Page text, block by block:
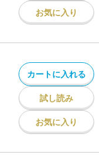
お気に入り
カートに入れる
試し読み
お気に入り